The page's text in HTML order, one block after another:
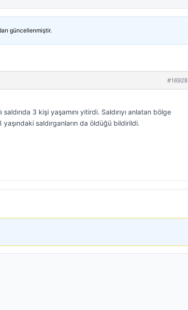
güncellenmiştir.
#16928
3 kişi yaşamını yitirdi. Saldırıyı anlatan bölge
saldırganların da öldüğü bildirildi.